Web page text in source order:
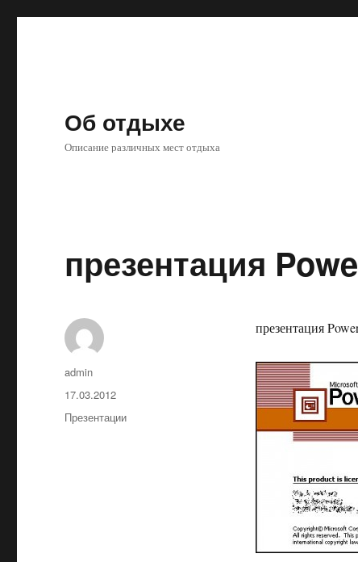
Об отдыхе
Описание различных мест отдыха
презентация
презентация
Автор
admin
Опубликовано
17.03.2012
Рубрики
Презентации